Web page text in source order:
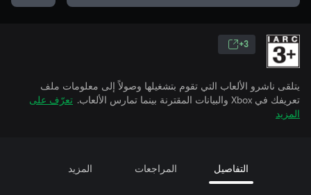
3+
يتلقى ناشرو الألعاب التي تقوم بتشغيلها وصولاً إلى معلومات ملف
تعريفك في Xbox والبيانات المقترنة بينما تمارس الألعاب.
تعرّف على
المزيد
التفاصيل المراجعات المزيد